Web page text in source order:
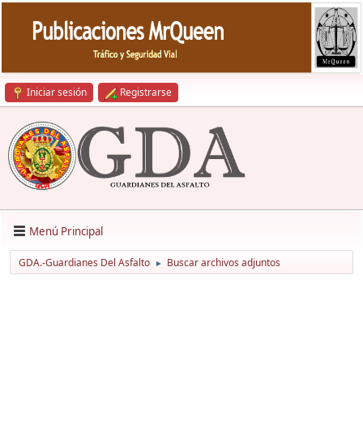
Iniciar sesión Registrarse
Menú Principal
GDA.-Guardianes Del Asfalto ► Buscar archivos adjuntos